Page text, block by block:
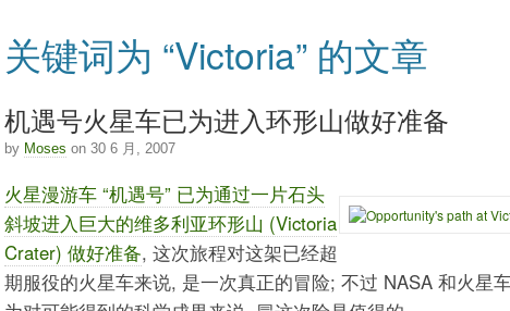
关键词为 “Victoria” 的文章
机遇号火星车已为进入环形山做好准备
by Moses on 30 6 月, 2007
火星漫游车 “机遇号” 已为通过一片石头
斜坡进入巨大的维多利亚环形山 (Victoria
Crater) 做好准备, 这次旅程对这架已经超
期服役的火星车来说, 是一次真正的冒险; 不过 NASA 和火星